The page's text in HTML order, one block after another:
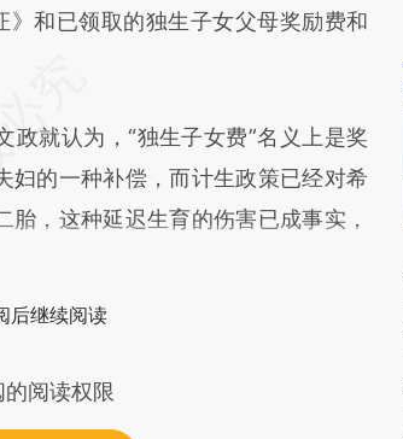
》和已领取的独生子女父母奖励费和
就认为，“独生子女费”名义上是奖
妇的一种补偿，而计生政策已经对希
，这种延迟生育的伤害已成事实，
后继续阅读
阅读权限